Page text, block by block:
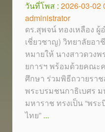
วันที่โพส : 2026-03-02
administrator
ดร.สุพจน์ ทองเหลือง ผู้
เชี่ยวชาญ) วิทยาลัยอา
หมายให้ นางสาวดวง
ยการฯ พร้อมด้วยคณะ
ศึกษา ร่วมพิธีถวายรา
พระบรมชนกาธิเบศร
มหาราช ทรงเป็น “พร
ไทย” ...